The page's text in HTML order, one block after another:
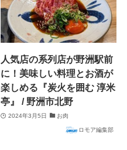
人気店の系列店が野洲駅前
に！美味しい料理とお酒が
楽しめる『炭火を囲む 淳米
亭』 / 野洲市北野
2024年3月5日 お肉
ロモア編集部